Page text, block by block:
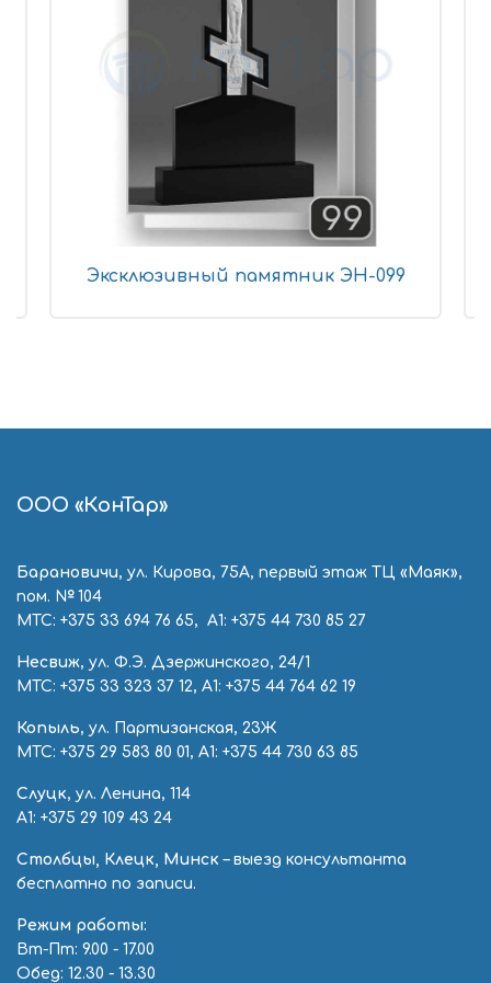
Эксклюзивный памятник ЭН-099
ООО «КонТар»
Барановичи, ул. Кирова, 75А, первый этаж ТЦ «Маяк»,
пом. № 104
МТС: +375 33 694 76 65, А1: +375 44 730 85 27
Несвиж, ул. Ф.Э. Дзержинского, 24/1
МТС: +375 33 323 37 12, А1: +375 44 764 62 19
Копыль, ул. Партизанская, 23Ж
МТС: +375 29 583 80 01, А1: +375 44 730 63 85
Слуцк, ул. Ленина, 114
А1: +375 29 109 43 24
Столбцы, Клецк, Минск – выезд консультанта
бесплатно по записи.
Режим работы:
Вт-Пт: 9.00 - 17.00
Обед: 12.30 - 13.30